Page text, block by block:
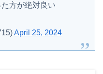
方が絶対良い
April 25, 2024